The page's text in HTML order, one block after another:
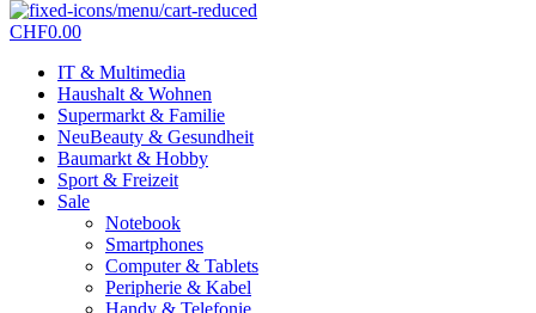
CHF0.00
IT & Multimedia
Haushalt & Wohnen
Supermarkt & Familie
NeuBeauty & Gesundheit
Baumarkt & Hobby
Sport & Freizeit
Sale
Notebook
Smartphones
Computer & Tablets
Peripherie & Kabel
Handy & Telefonie